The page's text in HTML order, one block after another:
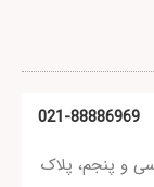
021-88886969
سی و پنجم، پلاک